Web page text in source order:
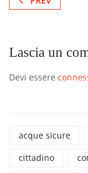
Lascia un
Devi essere
acque sicure
cittadino